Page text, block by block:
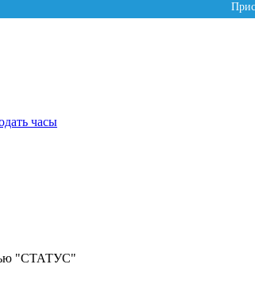
часы
"СТАТУС"